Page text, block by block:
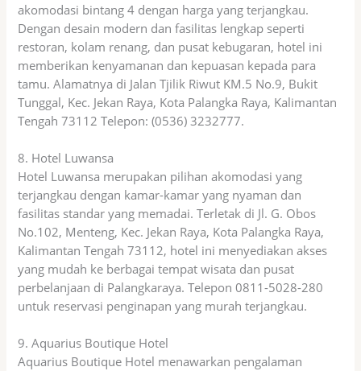
akomodasi bintang 4 dengan harga yang terjangkau.
Dengan desain modern dan fasilitas lengkap seperti
restoran, kolam renang, dan pusat kebugaran, hotel ini
memberikan kenyamanan dan kepuasan kepada para
tamu. Alamatnya di Jalan Tjilik Riwut KM.5 No.9, Bukit
Tunggal, Kec. Jekan Raya, Kota Palangka Raya, Kalimantan
Tengah 73112 Telepon: (0536) 3232777.
8. Hotel Luwansa
Hotel Luwansa merupakan pilihan akomodasi yang
terjangkau dengan kamar-kamar yang nyaman dan
fasilitas standar yang memadai. Terletak di Jl. G. Obos
No.102, Menteng, Kec. Jekan Raya, Kota Palangka Raya,
Kalimantan Tengah 73112, hotel ini menyediakan akses
yang mudah ke berbagai tempat wisata dan pusat
perbelanjaan di Palangkaraya. Telepon 0811-5028-280
untuk reservasi penginapan yang murah terjangkau.
9. Aquarius Boutique Hotel
Aquarius Boutique Hotel menawarkan pengalaman